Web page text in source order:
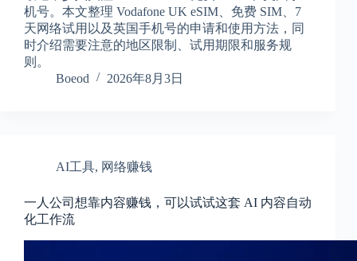
机号。本文整理 Vodafone UK eSIM、免费 SIM、7
天网络试用以及英国手机号的申请和使用方法，同
时介绍需要注意的地区限制、试用期限和服务规
则。
Boeod
2026年8月3日
AI工具, 网络赚钱
一人公司想靠内容赚钱，可以试试这套 AI 内容自动
化工作流